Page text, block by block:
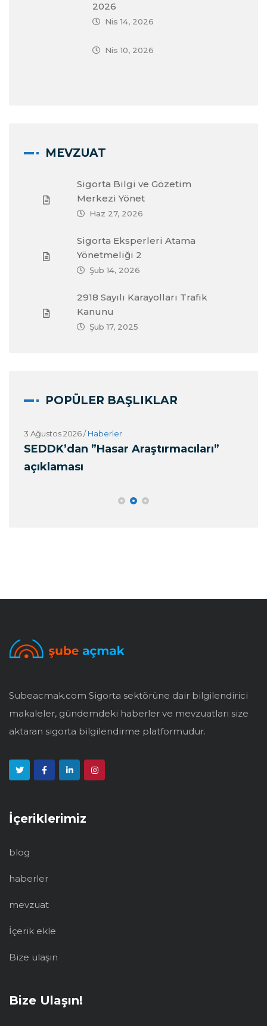
2026
Nis 14, 2026
Nis 10, 2026
MEVZUAT
Sigorta Bilgi ve Gözetim
Merkezi Yönet
Haz 27, 2026
Sigorta Eksperleri Atama
Yönetmeliği 2
Şub 14, 2026
2918 Sayılı Karayolları Trafik
Kanunu
Şub 17, 2025
POPÜLER BAŞLIKLAR
3 Ağustos 2026/Haberler
SEDDK’dan ”Hasar Araştırmacıları”
açıklaması
Subeacmak.com Sigorta sektörüne dair bilgilendirici
makaleler, gündemdeki haberler ve mevzuatları size
aktaran sigorta bilgilendirme platformudur.
İçeriklerimiz
blog
haberler
mevzuat
İçerik ekle
Bize ulaşın
Bize Ulaşın!